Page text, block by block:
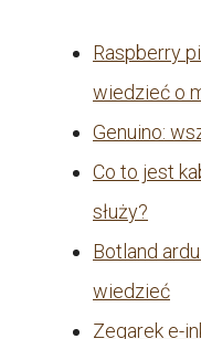
Raspberry
wiedzieć o
Genuino:
Co to jest
służy?
Botland
wiedzieć
Zegarek e-